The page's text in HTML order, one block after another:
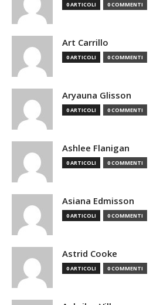
0 ARTICOLI 0 COMMENTI
Art Carrillo
0 ARTICOLI 0 COMMENTI
Aryauna Glisson
0 ARTICOLI 0 COMMENTI
Ashlee Flanigan
0 ARTICOLI 0 COMMENTI
Asiana Edmisson
0 ARTICOLI 0 COMMENTI
Astrid Cooke
0 ARTICOLI 0 COMMENTI